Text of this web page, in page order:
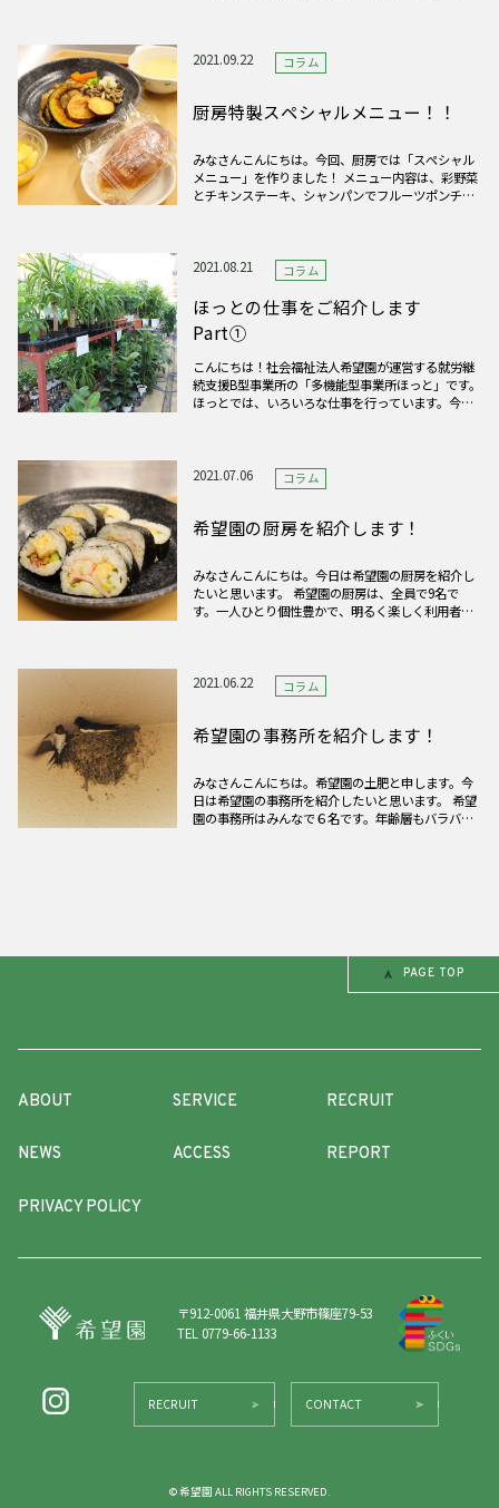
全体の行事以外のニュ
2021.09.22 コラム
厨房特製スペシャルメニュー！！
みなさんこんにちは。今回、厨房では「スペシャル
メニュー」を作りました！ メニュー内容は、彩野菜
とチキンステーキ、シャンパンでフルーツポンチ、
2021.08.21
コラム
ほっとの仕事をご紹介します
Part①
こんにちは！社会福祉法人希望園が運営する就労継
続支援B型事業所の「多機能型事業所ほっと」です。
ほっとでは、いろいろな仕事を行っています。今回
に観葉植物の配達・水
2021.07.06 コラム
希望園の厨房を紹介します！
みなさんこんにちは。今日は希望園の厨房を紹介し
たいと思います。 希望園の厨房は、全員で9名で
す。一人ひとり個性豊かで、明るく楽しく利用者様
います。 今回は特に人気
2021.06.22 コラム
希望園の事務所を紹介します！
みなさんこんにちは。希望園の土肥と申します。今
日は希望園の事務所を紹介したいと思います。 希望
園の事務所はみんなで６名です。年齢層もバラバラ
PAGE TOP
ABOUT
NEWS
PRIVACY POLICY
SERVICE
ACCESS
RECRUIT
REPORT
〒912-0061 福井県大野市篠座79-53
TEL 0779-66-1133
RECRUIT CONTACT
© 希望園 ALL RIGHTS RESERVED.